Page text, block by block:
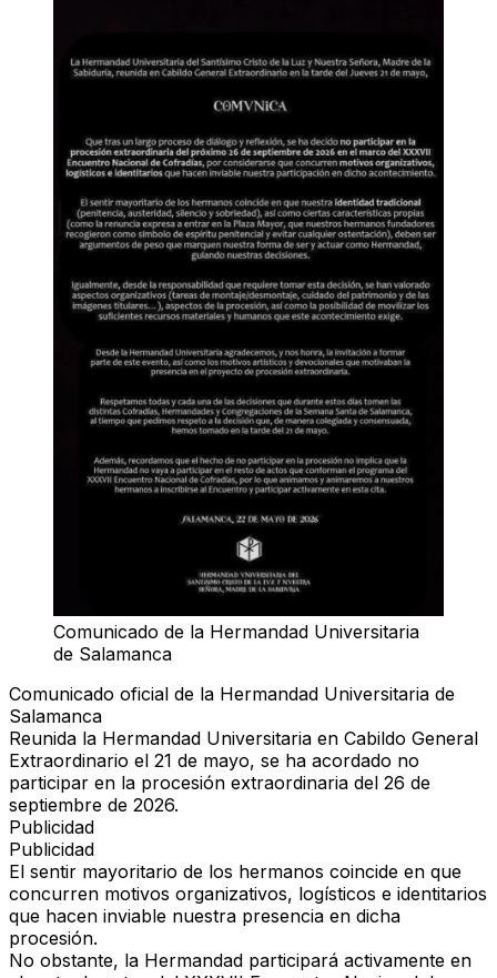
Comunicado de la Hermandad Universitaria
de Salamanca
Comunicado oficial de la Hermandad Universitaria de
Salamanca
Reunida la Hermandad Universitaria en Cabildo General
Extraordinario el 21 de mayo, se ha acordado no
participar en la procesión extraordinaria del 26 de
septiembre de 2026.
Publicidad
Publicidad
El sentir mayoritario de los hermanos coincide en que
concurren motivos organizativos, logísticos e identitarios
que hacen inviable nuestra presencia en dicha
procesión.
No obstante, la Hermandad participará activamente en